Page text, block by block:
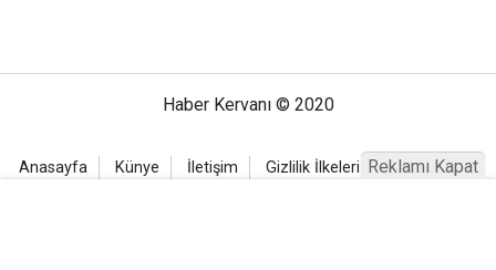
Haber Kervanı © 2020
Anasayfa Künye İletişim Gizlilik İlkeleri Sitene Ekle
Reklamı Kapat